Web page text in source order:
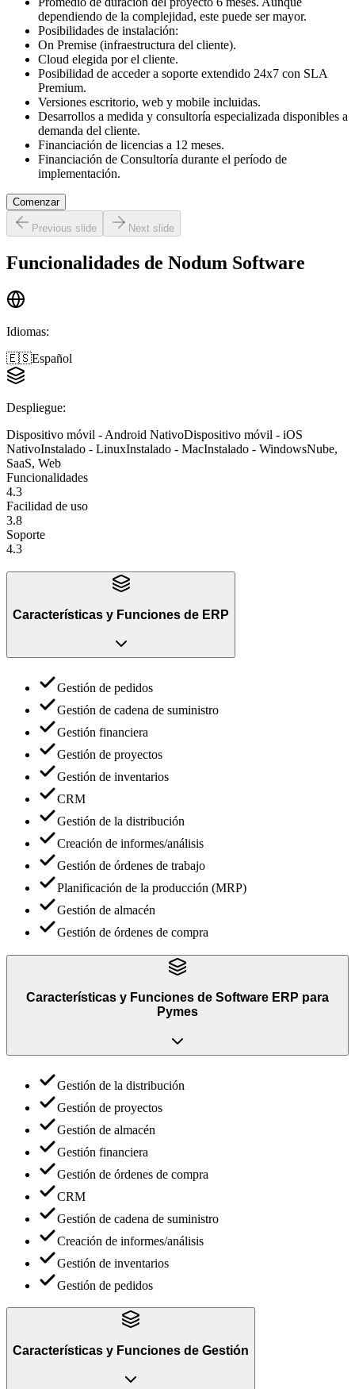
dependiendo de la complejidad, este puede ser mayor.
Posibilidades de instalación:
On Premise (infraestructura del cliente).
Cloud elegida por el cliente.
Posibilidad de acceder a soporte extendido 24x7 con SLA
Premium.
Versiones escritorio, web y mobile incluidas.
Desarrollos a medida y consultoría especializada disponibles a
demanda del cliente.
Financiación de licencias a 12 meses.
Financiación de Consultoría durante el período de
implementación.
Comenzar
Previous slide Next slide
Funcionalidades de Nodum Software
Idiomas:
🇪🇸Español
Despliegue:
Dispositivo móvil - Android NativoDispositivo móvil - iOS
NativoInstalado - LinuxInstalado - MacInstalado - WindowsNube,
SaaS, Web
Funcionalidades
4.3
Facilidad de uso
3.8
Soporte
4.3
Características y Funciones de ERP
Gestión de pedidos
Gestión de cadena de suministro
Gestión financiera
Gestión de proyectos
Gestión de inventarios
CRM
Gestión de la distribución
Creación de informes/análisis
Gestión de órdenes de trabajo
Planificación de la producción (MRP)
Gestión de almacén
Gestión de órdenes de compra
Características y Funciones de Software ERP para
Pymes
Gestión de la distribución
Gestión de proyectos
Gestión de almacén
Gestión financiera
Gestión de órdenes de compra
CRM
Gestión de cadena de suministro
Creación de informes/análisis
Gestión de inventarios
Gestión de pedidos
Características y Funciones de Gestión